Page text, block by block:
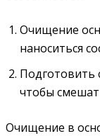
Очищение
наноситься
Подготовить
чтобы
Очищение в